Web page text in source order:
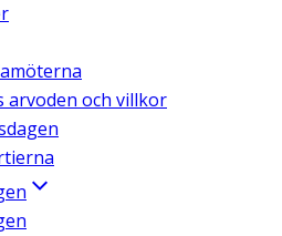
arvoden och villkor